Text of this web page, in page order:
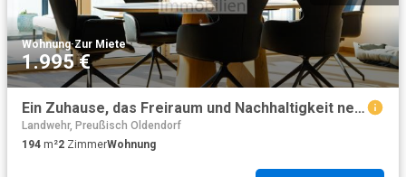
Wohnung·Zur Miete
1.995 €
Ein Zuhause, das Freiraum und Nachhaltigkeit neu definiert!
Landwehr, Preußisch Oldendorf
194 m²2 ZimmerWohnung